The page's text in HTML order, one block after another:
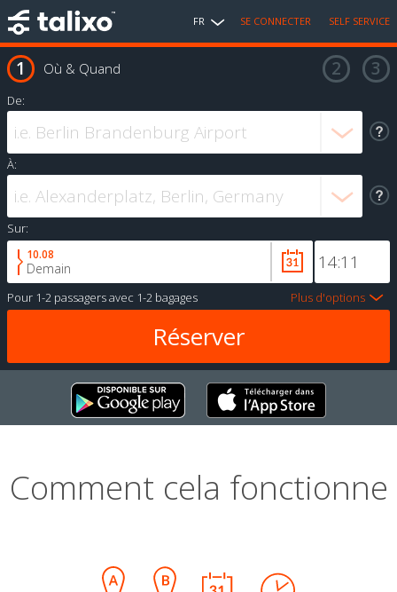
FR SE CONNECTER SELF SERVICE
Où & Quand
De:
À:
Sur:
10.08
Demain
Pour 1-2 passagersavec 1-2 bagages Plus d'options
Comment cela fonctionne